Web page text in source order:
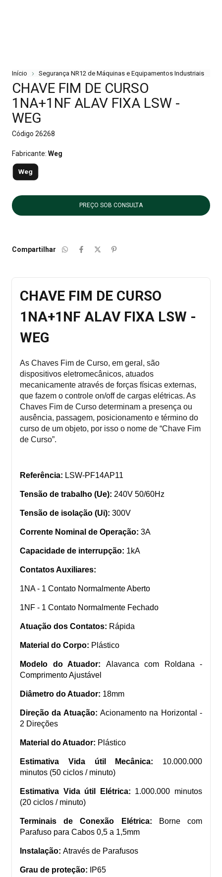
Início Segurança NR12 de Máquinas e Equipamentos Industriais
CHAVE FIM DE CURSO
1NA+1NF ALAV FIXA LSW -
WEG
Código 26268
Fabricante: Weg
Weg
Compartilhar
CHAVE FIM DE CURSO
1NA+1NF ALAV FIXA LSW -
WEG
As Chaves Fim de Curso, em geral, são
dispositivos eletromecânicos, atuados
mecanicamente através de forças físicas externas,
que fazem o controle on/off de cargas elétricas. As
Chaves Fim de Curso determinam a presença ou
ausência, passagem, posicionamento e término do
curso de um objeto, por isso o nome de “Chave Fim
de Curso”.
Referência: LSW-PF14AP11
Tensão de trabalho (Ue): 240V 50/60Hz
Tensão de isolação (Ui): 300V
Corrente Nominal de Operação: 3A
Capacidade de interrupção: 1kA
Contatos Auxiliares:
1NA - 1 Contato Normalmente Aberto
1NF - 1 Contato Normalmente Fechado
Atuação dos Contatos: Rápida
Material do Corpo: Plástico
Modelo do Atuador: Alavanca com Roldana -
Comprimento Ajustável
Diâmetro do Atuador: 18mm
Direção da Atuação: Acionamento na Horizontal -
2 Direções
Material do Atuador: Plástico
Estimativa Vida útil Mecânica: 10.000.000
minutos (50 ciclos / minuto)
Estimativa Vida útil Elétrica: 1.000.000 minutos
(20 ciclos / minuto)
Terminais de Conexão Elétrica:
Borne com
Parafuso para Cabos 0,5 a 1,5mm
Instalação: Através de Parafusos
Grau de proteção: IP65